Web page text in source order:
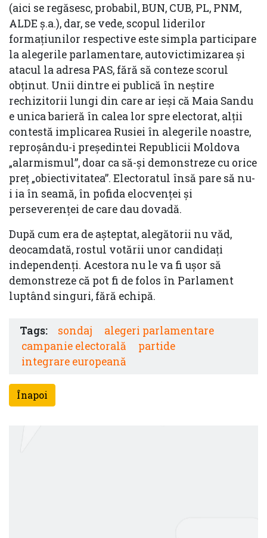
(aici se regăsesc, probabil, BUN, CUB, PL, PNM,
ALDE ș.a.), dar, se vede, scopul liderilor
formațiunilor respective este simpla participare
la alegerile parlamentare, autovictimizarea și
atacul la adresa PAS, fără să conteze scorul
obținut. Unii dintre ei publică în neștire
rechizitorii lungi din care ar ieși că Maia Sandu
e unica barieră în calea lor spre electorat, alții
contestă implicarea Rusiei în alegerile noastre,
reproșându-i președintei Republicii Moldova
„alarmismul”, doar ca să-și demonstreze cu orice
preț „obiectivitatea”. Electoratul însă pare să nu-
i ia în seamă, în pofida elocvenței și
perseverenței de care dau dovadă.
După cum era de așteptat, alegătorii nu văd,
deocamdată, rostul votării unor candidați
independenți. Acestora nu le va fi ușor să
demonstreze că pot fi de folos în Parlament
luptând singuri, fără echipă.
Tags: sondaj
alegeri parlamentare
campanie electorală
partide
integrare europeană
Înapoi